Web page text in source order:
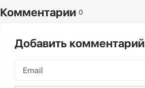
Комментарии 0
Добавить комментарий